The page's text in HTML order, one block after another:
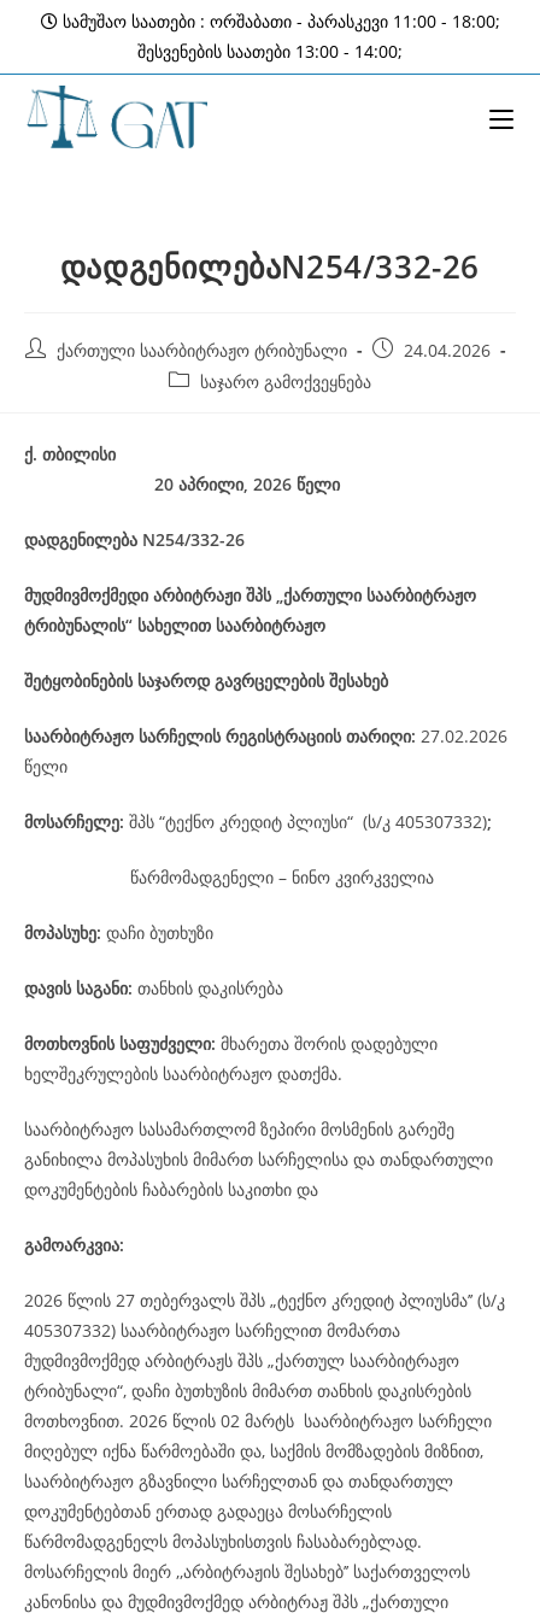
content
სამუშაო საათები : ორშაბათი - პარასკევი 11:00 - 18:00;
შესვენების საათები 13:00 - 14:00;
დადგენილებაN254/332-26
Post ქართული საარბიტრაჟო ტრიბუნალი
Post 24.04.2026
Post საჯარო გამოქვეყნება
ქ. თბილისი
20 აპრილი, 2026 წელი
დადგენილება N254/332-26
მუდმივმოქმედი არბიტრაჟი შპს „ქართული საარბიტრაჟო
ტრიბუნალის“ სახელით საარბიტრაჟო
შეტყობინების საჯაროდ გავრცელების შესახებ
საარბიტრაჟო სარჩელის რეგისტრაციის თარიღი: 27.02.2026
წელი
მოსარჩელე: შპს “ტექნო კრედიტ პლიუსი“ (ს/კ 405307332);
წარმომადგენელი – ნინო კვირკველია
მოპასუხე: დაჩი ბუთხუზი
დავის საგანი: თანხის დაკისრება
მოთხოვნის საფუძველი: მხარეთა შორის დადებული
ხელშეკრულების საარბიტრაჟო დათქმა.
საარბიტრაჟო სასამართლომ ზეპირი მოსმენის გარეშე
განიხილა მოპასუხის მიმართ სარჩელისა და თანდართული
დოკუმენტების ჩაბარების საკითხი და
გამოარკვია:
2026 წლის 27 თებერვალს შპს „ტექნო კრედიტ პლიუსმა’’ (ს/კ
405307332) საარბიტრაჟო სარჩელით მომართა
მუდმივმოქმედ არბიტრაჟს შპს „ქართულ საარბიტრაჟო
ტრიბუნალი“, დაჩი ბუთხუზის მიმართ თანხის დაკისრების
მოთხოვნით. 2026 წლის 02 მარტს საარბიტრაჟო სარჩელი
მიღებულ იქნა წარმოებაში და, საქმის მომზადების მიზნით,
საარბიტრაჟო გზავნილი სარჩელთან და თანდართულ
დოკუმენტებთან ერთად გადაეცა მოსარჩელის
წარმომადგენელს მოპასუხისთვის ჩასაბარებლად.
მოსარჩელის მიერ ,,არბიტრაჟის შესახებ’’ საქართველოს
კანონისა და მუდმივმოქმედ არბიტრაჟ შპს „ქართული